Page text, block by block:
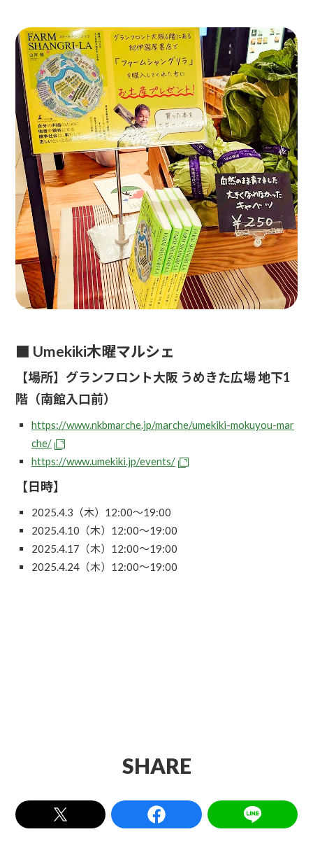
■ Umekiki木曜マルシェ
【場所】グランフロント大阪 うめきた広場 地下1
階（南館入口前）
https://www.nkbmarche.jp/marche/umekiki-mokuyou-mar
che/
https://www.umekiki.jp/events/
【日時】
2025.4.3（木）12:00～19:00
2025.4.10（木）12:00～19:00
2025.4.17（木）12:00～19:00
2025.4.24（木）12:00～19:00
SHARE